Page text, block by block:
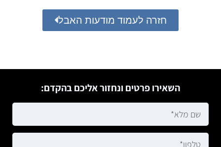
חזרה לעמוד מודעות האבל
השאירו פרטים ונחזור אליכם בהקדם: